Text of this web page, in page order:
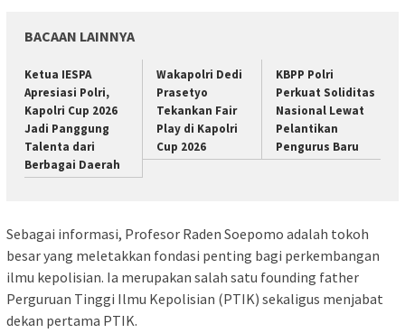
BACAAN LAINNYA
Ketua IESPA
Apresiasi Polri,
Kapolri Cup 2026
Jadi Panggung
Talenta dari
Berbagai Daerah
Wakapolri Dedi
Prasetyo
Tekankan Fair
Play di Kapolri
Cup 2026
KBPP Polri
Perkuat Soliditas
Nasional Lewat
Pelantikan
Pengurus Baru
Sebagai informasi, Profesor Raden Soepomo adalah tokoh
besar yang meletakkan fondasi penting bagi perkembangan
ilmu kepolisian. Ia merupakan salah satu founding father
Perguruan Tinggi Ilmu Kepolisian (PTIK) sekaligus menjabat
dekan pertama PTIK.